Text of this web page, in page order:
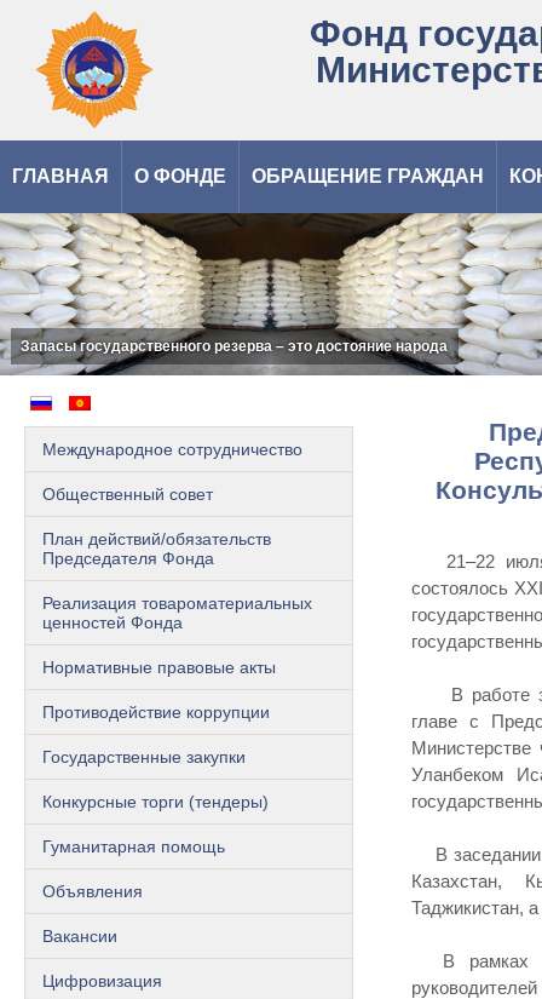
Фонд
ГЛАВНАЯ О ФОНДЕ ОБРАЩЕНИЕ ГРАЖДАН
Запасы государственного резерва – это достояние народа
Международное сотрудничество
Общественный cовет
План действий/обязательств
Председателя Фонда
Реализация товароматериальных
ценностей Фонда
Нормативные правовые акты
Противодействие коррупции
Государственные закупки
Конкурсные торги (тендеры)
Гуманитарная помощь
Объявления
Вакансии
Цифровизация
21–22 июля
состоялось
В работе
главе с
Уланбеком
В заседании
Казахстан,
Таджикистан,
В рамках